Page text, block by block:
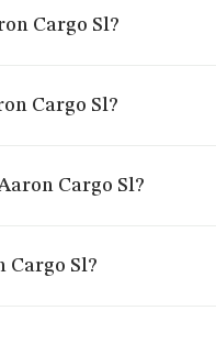
Cargo Sl?
Cargo Sl?
Cargo Sl?
Cargo Sl?